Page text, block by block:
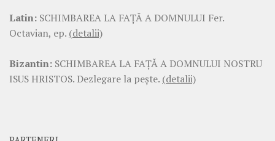
Latin: SCHIMBAREA LA FAŢĂ A DOMNULUI Fer.
Octavian, ep. (detalii)
Bizantin: SCHIMBAREA LA FAŢĂ A DOMNULUI NOSTRU
ISUS HRISTOS. Dezlegare la pește. (detalii)